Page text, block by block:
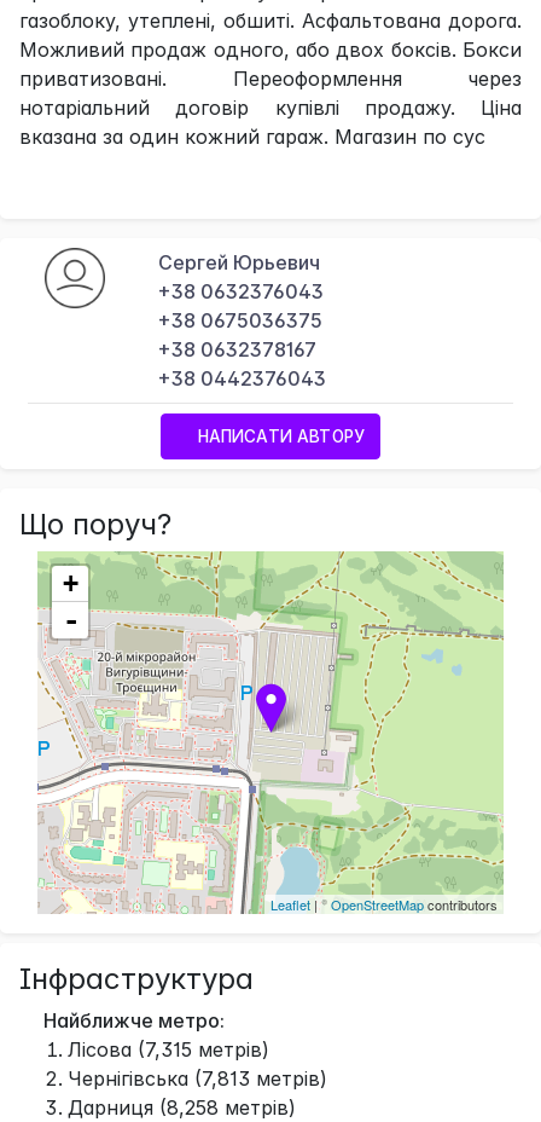
газоблоку, утеплені, обшиті. Асфальтована дорога.
Можливий продаж одного, або двох боксів. Бокси
приватизовані. Переоформлення через
нотаріальний договір купівлі продажу. Ціна
вказана за один кожний гараж. Магазин по сус
Сергей Юрьевич
+38 0632376043
+38 0675036375
+38 0632378167
+38 0442376043
НАПИСАТИ АВТОРУ
Що поруч?
+
-
Leaflet | ©OpenStreetMapcontributors
Інфраструктура
Найближче метро:
Лісова (7,315 метрів)
Чернігівська (7,813 метрів)
Дарниця (8,258 метрів)